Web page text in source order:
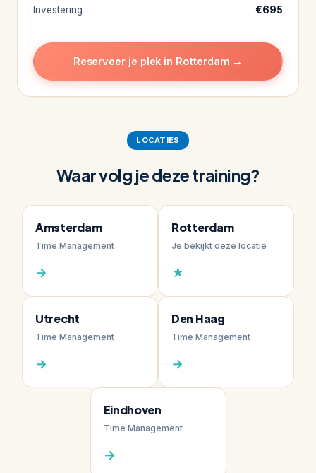
Investering
€695
Reserveer je plek in Rotterdam →
LOCATIES
Waar volg je deze training?
Amsterdam
Time Management
→
Rotterdam
Je bekijkt deze locatie
★
Utrecht
Time Management
→
Den Haag
Time Management
→
Eindhoven
Time Management
→